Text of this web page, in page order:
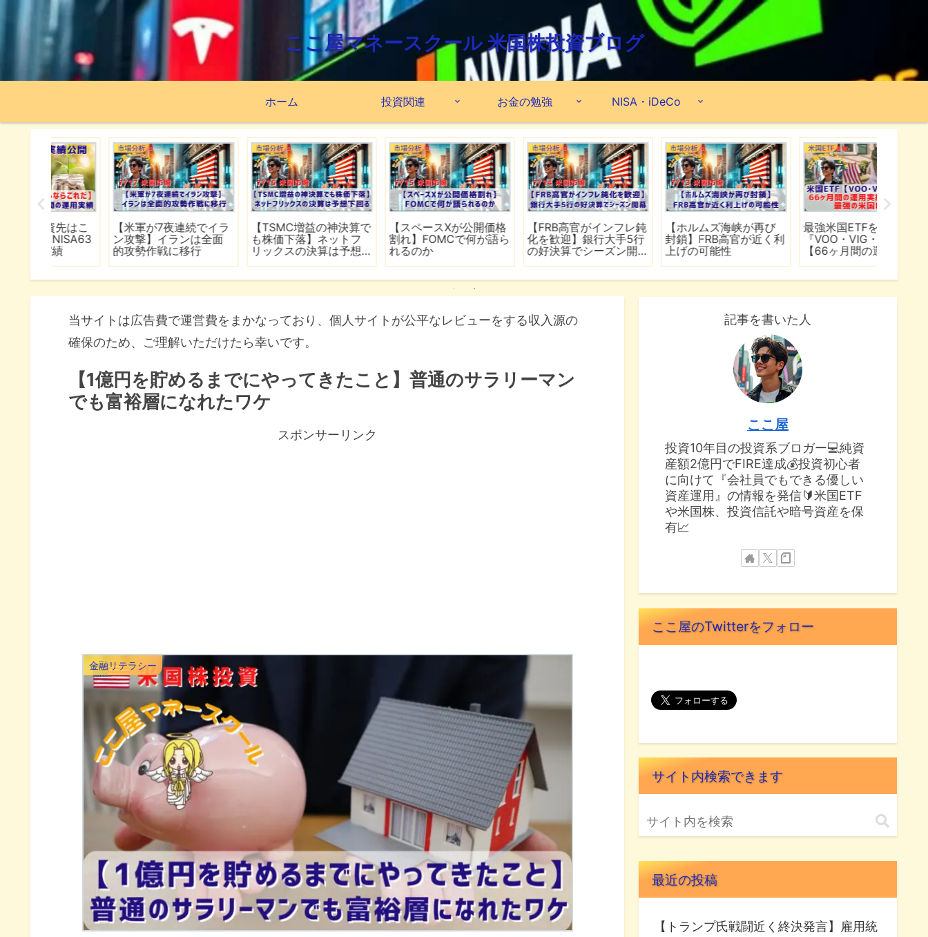
ここ屋マネースクール 米国株投資ブログ
ホーム 投資関連 お金の勉強 NISA・iDeCo
市場分析
【TSMC増益の神決算で
も株価下落】ネットフ
リックスの決算は予想
市場分析
【スペースXが公開価格
割れ】FOMCで何が語ら
れるのか
市場分析
【FRB高官がインフレ鈍
化を歓迎】銀行大手5行
の好決算でシーズン開
市場分析
【ホルムズ海峡が再び
封鎖】FRB高官が近く利
上げの可能性
米国ETF
最強米国ETFを探せ！
『VOO・VIG・VONG』
【66ヶ月間の運用実績
ポートフォリオ
【2026年6月】2億
8,890万円のポートフォ
リオ公開『米国ETF・個
当サイトは広告費で運営費をまかなっており、個人サイトが公平なレビューをする収入源の
確保のため、ご理解いただけたら幸いです。
【1億円を貯めるまでにやってきたこと】普通のサラリーマン
でも富裕層になれたワケ
スポンサーリンク
金融リテラシー
記事を書いた人
ここ屋
投資10年目の投資系ブロガー💻純資
産額2億円でFIRE達成💰投資初心者
に向けて『会社員でもできる優しい
資産運用』の情報を発信🔰米国ETF
や米国株、投資信託や暗号資産を保
有📈
ここ屋のTwitterをフォロー
サイト内検索できます
最近の投稿
【トランプ氏戦闘近く終決発言】雇用統